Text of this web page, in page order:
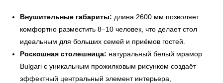
Внушительные габариты: длина 2600 мм позволяет
комфортно разместить 8–10 человек, что делает стол
идеальным для больших семей и приёмов гостей.
Роскошная столешница: натуральный белый мрамор
Bulgari с уникальным прожилковым рисунком создаёт
эффектный центральный элемент интерьера,